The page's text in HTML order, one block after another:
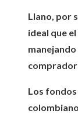
Llano, por
ideal que
Los